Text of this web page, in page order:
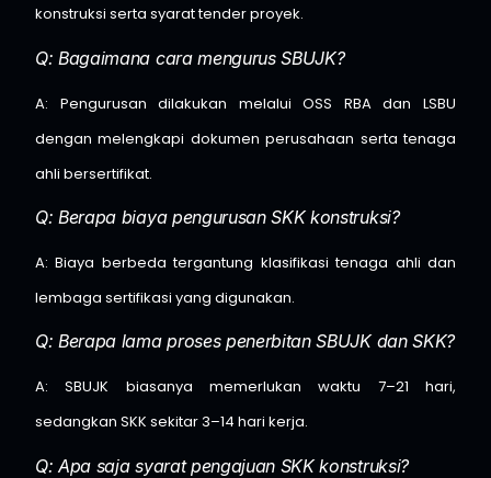
konstruksi serta syarat tender proyek.
Q: Bagaimana cara mengurus SBUJK?
A: Pengurusan dilakukan melalui OSS RBA dan LSBU
dengan melengkapi dokumen perusahaan serta tenaga
ahli bersertifikat.
Q: Berapa biaya pengurusan SKK konstruksi?
A: Biaya berbeda tergantung klasifikasi tenaga ahli dan
lembaga sertifikasi yang digunakan.
Q: Berapa lama proses penerbitan SBUJK dan SKK?
A: SBUJK biasanya memerlukan waktu 7–21 hari,
sedangkan SKK sekitar 3–14 hari kerja.
Q: Apa saja syarat pengajuan SKK konstruksi?